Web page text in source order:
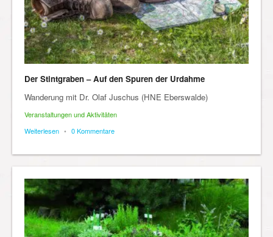
Der Stintgraben – Auf den Spuren der Urdahme
Wanderung mit Dr. Olaf Juschus (HNE Eberswalde)
Veranstaltungen und Aktivitäten
Weiterlesen • 0 Kommentare